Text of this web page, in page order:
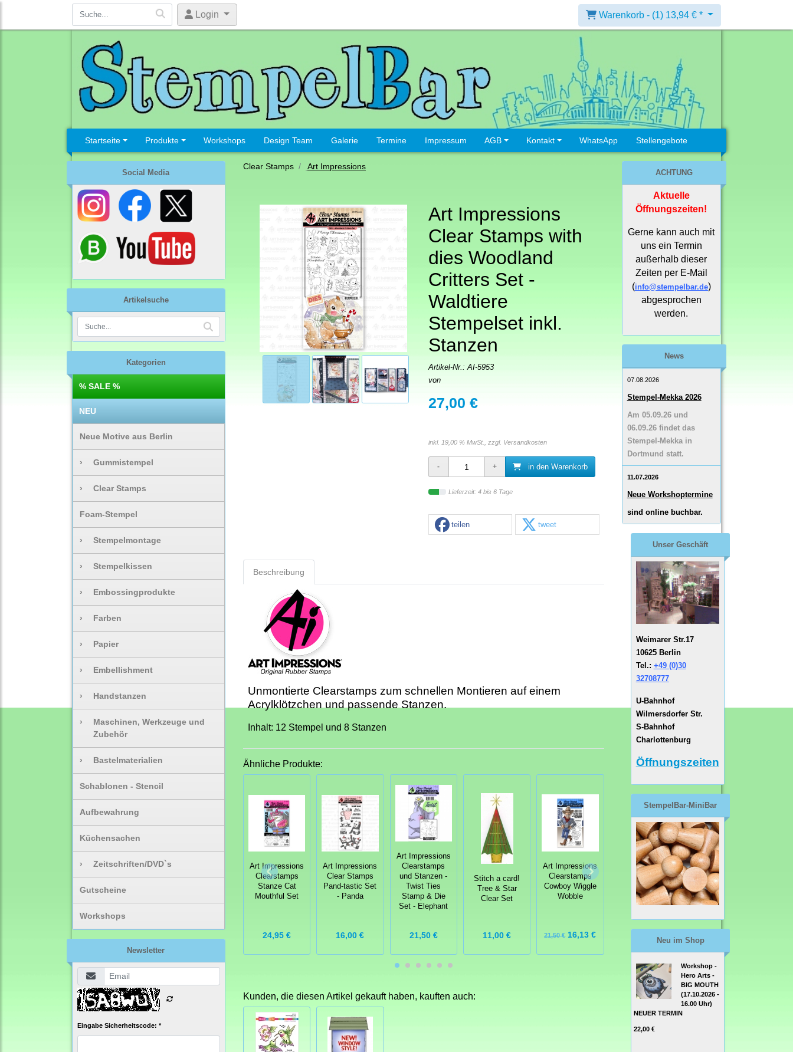
Login Warenkorb - (1) 13,94 € *
Startseite Produkte Workshops Design Team Galerie Termine Impressum AGB Kontakt WhatsApp Stellengebote
Social Media
Artikelsuche
Kategorien
% SALE %
NEU
Neue Motive aus Berlin
› Gummistempel
› Clear Stamps
Foam-Stempel
› Stempelmontage
› Stempelkissen
› Embossingprodukte
› Farben
› Papier
› Embellishment
› Handstanzen
›
Maschinen, Werkzeuge und
Zubehör
› Bastelmaterialien
Schablonen - Stencil
Aufbewahrung
Küchensachen
› Zeitschriften/DVD`s
Gutscheine
Workshops
Newsletter
Eingabe Sicherheitscode: *
Clear Stamps Art Impressions
Art Impressions
Clear Stamps with
dies Woodland
Critters Set -
Waldtiere
Stempelset inkl.
Stanzen
Artikel-Nr.:AI-5953
von
27,00 €
inkl. 19,00 % MwSt., zzgl. Versandkosten
in den Warenkorb
Lieferzeit: 4 bis 6 Tage
teilen tweet
Beschreibung
Unmontierte Clearstamps zum schnellen Montieren auf einem
Acrylklötzchen und passende Stanzen.
Inhalt: 12 Stempel und 8 Stanzen
Ähnliche Produkte:
Art Impressions
Clearstamps
Stanze Cat
Mouthful Set
24,95 €
Art Impressions
Clear Stamps
Pand-tastic Set
- Panda
16,00 €
Art Impressions
Clearstamps
und Stanzen -
Twist Ties
Stamp & Die
Set - Elephant
21,50 €
Stitch a card!
Tree & Star
Clear Set
11,00 €
Art Impressions
Clearstamps
Cowboy Wiggle
Wobble
21,50 €16,13 €
Art Impressions
Clearstamps
Stanze Dino
Mouthful Set
Art Impressions
Clearstamps
Irresistible
Kunden, die diesen Artikel gekauft haben, kauften auch:
ACHTUNG
Aktuelle
Öffnungszeiten!
Gerne kann auch mit
uns ein Termin
außerhalb dieser
Zeiten per E-Mail
(info@stempelbar.de)
abgesprochen
werden.
News
07.08.2026
Stempel-Mekka 2026
Am 05.09.26 und
06.09.26 findet das
Stempel-Mekka in
Dortmund statt.
11.07.2026
Neue Workshoptermine
sind online buchbar.
Unser Geschäft
Weimarer Str.17
10625 Berlin
Tel.: +49 (0)30
32708777
U-Bahnhof
Wilmersdorfer Str.
S-Bahnhof
Charlottenburg
Öffnungszeiten
StempelBar-MiniBar
Neu im Shop
Workshop -
Hero Arts -
BIG MOUTH
(17.10.2026 -
16.00 Uhr)
NEUER TERMIN
22,00 €